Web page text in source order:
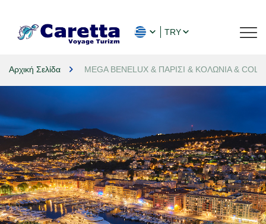
TRY
Αρχική Σελίδα MEGA BENELUX & ΠΑΡΙΣΙ & ΚΟΛΩΝΙΑ &